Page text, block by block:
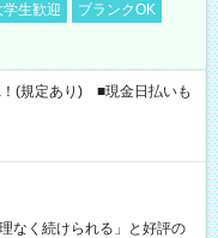
学生歓迎
ブランクOK
(規定あり) ■現金日払いも
なく続けられる」と好評の